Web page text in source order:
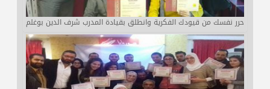
حرر نفسك من قيودك الفكرية وانطلق بقيادة المدرب شرف الدين بوغلم